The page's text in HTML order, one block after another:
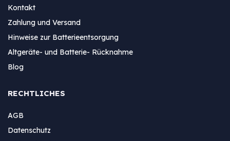
Kontakt
Zahlung und Versand
Hinweise zur Batterieentsorgung
Altgeräte- und Batterie- Rücknahme
Blog
RECHTLICHES
AGB
Datenschutz